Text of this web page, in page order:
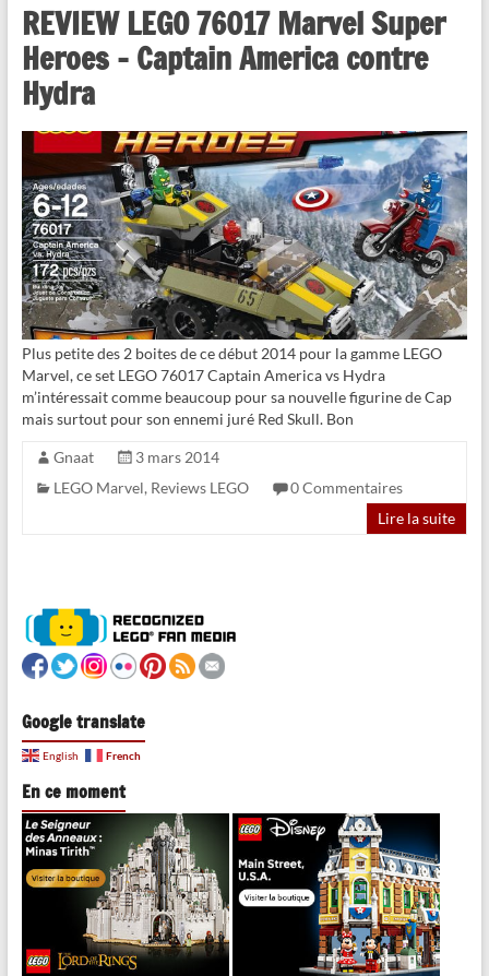
REVIEW LEGO 76017 Marvel Super
Heroes – Captain America contre
Hydra
Plus petite des 2 boites de ce début 2014 pour la gamme LEGO
Marvel, ce set LEGO 76017 Captain America vs Hydra
m’intéressait comme beaucoup pour sa nouvelle figurine de Cap
mais surtout pour son ennemi juré Red Skull. Bon
Gnaat
3 mars 2014
LEGO Marvel, Reviews LEGO
0 Commentaires
Lire la suite
Google translate
English French
En ce moment